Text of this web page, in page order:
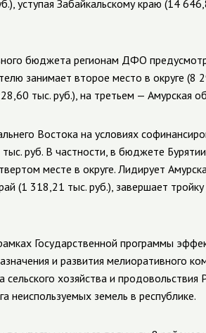
уступая Забайкальскому краю (14
бюджета регионам ДФО
занимает второе место в округе (8
тыс. руб.), на третьем — Амурская
Востока на условиях
руб. В частности, в бюджете Бурятии
месте в округе. Лидирует
(1 318,21 тыс. руб.), завершает
Государственной программы
и развития мелиоративного
хозяйства и продовольствия
неиспользуемых земель в республике.